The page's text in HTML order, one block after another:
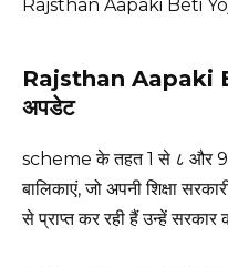
Rajsthan Aapaki Beti
Rajsthan Aapaki
अपडेट
scheme के तहत 1 से ८ और 9
बालिकाएं, जो अपनी शिक्षा
से प्राप्त कर रही हैं उन्हें सरकार